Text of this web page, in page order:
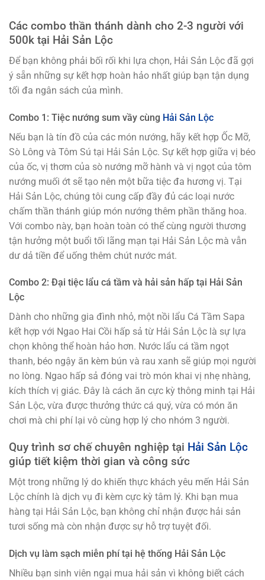
Các combo thần thánh dành cho 2-3 người với
500k tại Hải Sản Lộc
Để bạn không phải bối rối khi lựa chọn, Hải Sản Lộc đã gợi
ý sẵn những sự kết hợp hoàn hảo nhất giúp bạn tận dụng
tối đa ngân sách của mình.
Combo 1: Tiệc nướng sum vầy cùng Hải Sản Lộc
Nếu bạn là tín đồ của các món nướng, hãy kết hợp Ốc Mỡ,
Sò Lông và Tôm Sú tại Hải Sản Lộc. Sự kết hợp giữa vị béo
của ốc, vị thơm của sò nướng mỡ hành và vị ngọt của tôm
nướng muối ớt sẽ tạo nên một bữa tiệc đa hương vị. Tại
Hải Sản Lộc, chúng tôi cung cấp đầy đủ các loại nước
chấm thần thánh giúp món nướng thêm phần thăng hoa.
Với combo này, bạn hoàn toàn có thể cùng người thương
tận hưởng một buổi tối lãng mạn tại Hải Sản Lộc mà vẫn
dư dả tiền để uống thêm chút nước mát.
Combo 2: Đại tiệc lẩu cá tầm và hải sản hấp tại Hải Sản
Lộc
Dành cho những gia đình nhỏ, một nồi lẩu Cá Tầm Sapa
kết hợp với Ngao Hai Cồi hấp sả từ Hải Sản Lộc là sự lựa
chọn không thể hoàn hảo hơn. Nước lẩu cá tầm ngọt
thanh, béo ngậy ăn kèm bún và rau xanh sẽ giúp mọi người
no lòng. Ngao hấp sả đóng vai trò món khai vị nhẹ nhàng,
kích thích vị giác. Đây là cách ăn cực kỳ thông minh tại Hải
Sản Lộc, vừa được thưởng thức cá quý, vừa có món ăn
chơi mà chi phí lại vô cùng hợp lý cho nhóm 3 người.
Quy trình sơ chế chuyên nghiệp tại Hải Sản Lộc
giúp tiết kiệm thời gian và công sức
Một trong những lý do khiến thực khách yêu mến Hải Sản
Lộc chính là dịch vụ đi kèm cực kỳ tâm lý. Khi bạn mua
hàng tại Hải Sản Lộc, bạn không chỉ nhận được hải sản
tươi sống mà còn nhận được sự hỗ trợ tuyệt đối.
Dịch vụ làm sạch miễn phí tại hệ thống Hải Sản Lộc
Nhiều bạn sinh viên ngại mua hải sản vì không biết cách